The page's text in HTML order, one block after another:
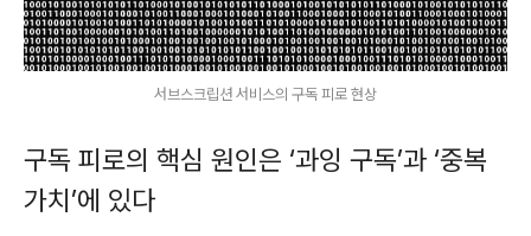
서브스크립션 서비스의 구독 피로 현상
구독 피로의 핵심 원인은 ‘과잉 구독’과 ‘중복
가치’에 있다